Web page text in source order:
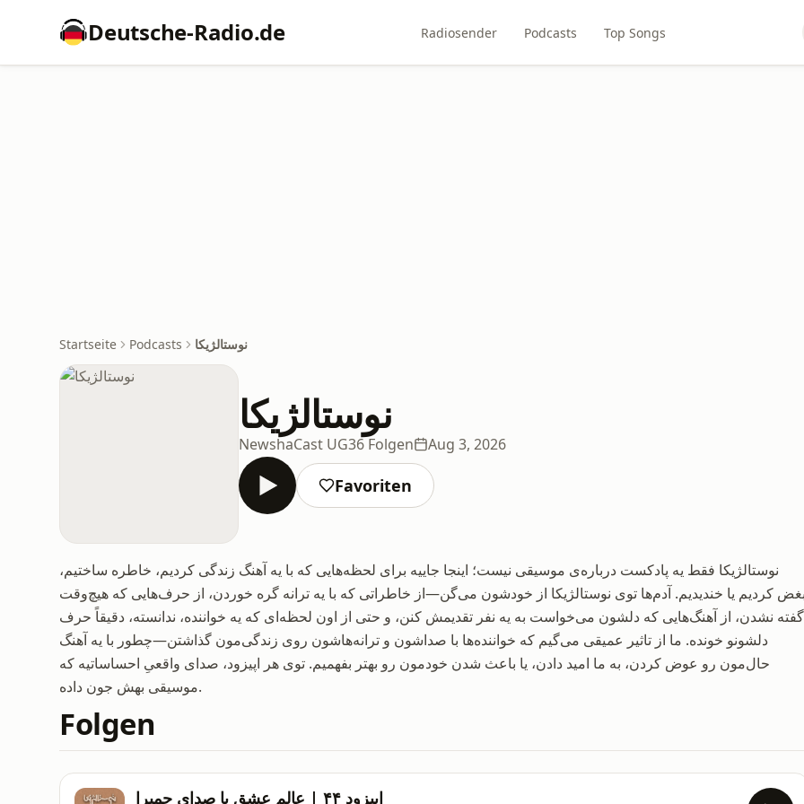
Deutsche-Radio.de Radiosender Podcasts Top Songs
Startseite Podcasts نوستالژیکا
نوستالژیکا
NewshaCast UG36 Folgen Aug 3, 2026
Favoriten
نوستالژیکا فقط یه پادکست درباره‌ی موسیقی نیست؛ اینجا جاییه برای لحظه‌هایی که با یه آهنگ زندگی کردیم، خاطره ساختیم،
کردیم یا خندیدیم. آدم‌ها توی نوستالژیکا از خودشون می‌گن—از خاطراتی که با یه ترانه گره خوردن، از حرف‌هایی که هیچ‌وقت
گفته نشدن، از آهنگ‌هایی که دلشون می‌خواست به یه نفر تقدیمش کنن، و حتی از اون لحظه‌ای که یه خواننده، ندانسته، دقیقاً حرف
دلشونو خونده. ما از تاثیر عمیقی می‌گیم که خواننده‌ها با صداشون و ترانه‌هاشون روی زندگی‌مون گذاشتن—چطور با یه آهنگ
حال‌مون رو عوض کردن، به ما امید دادن، یا باعث شدن خودمون رو بهتر بفهمیم. توی هر اپیزود، صدای واقعیِ احساساتیه که
موسیقی بهش جون داده.
Folgen
اپیزود ۴۴ | عالم عشق با صدای حمیرا